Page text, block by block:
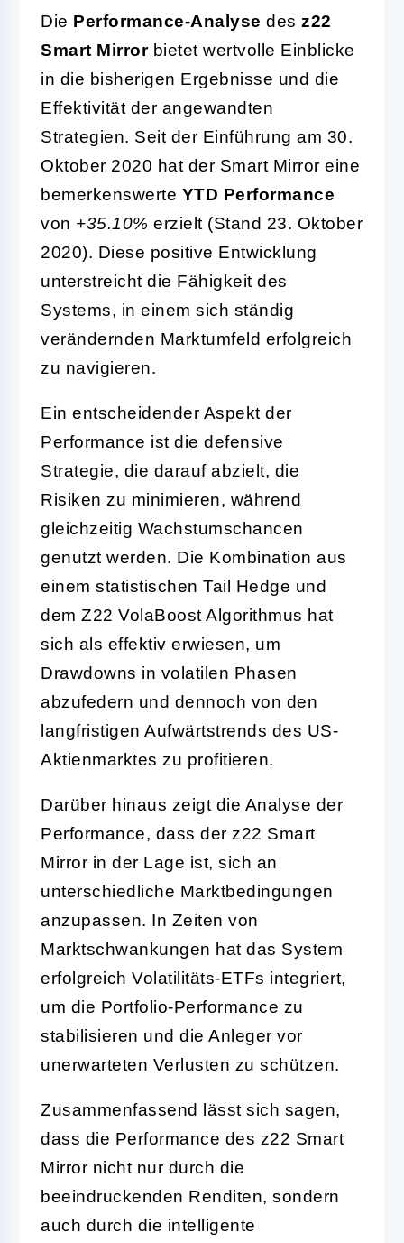
Die Performance-Analyse des z22
Smart Mirrorbietet wertvolle Einblicke
in die bisherigen Ergebnisse und die
Effektivität der angewandten
Strategien. Seit der Einführung am 30.
Oktober 2020 hat der Smart Mirror eine
bemerkenswerte YTD Performance
von +35.10% erzielt (Stand 23. Oktober
2020). Diese positive Entwicklung
unterstreicht die Fähigkeit des
Systems, in einem sich ständig
verändernden Marktumfeld erfolgreich
zu navigieren.
Ein entscheidender Aspekt der
Performance ist die defensive
Strategie, die darauf abzielt, die
Risiken zu minimieren, während
gleichzeitig Wachstumschancen
genutzt werden. Die Kombination aus
einem statistischen Tail Hedge und
dem Z22 VolaBoost Algorithmus hat
sich als effektiv erwiesen, um
Drawdowns in volatilen Phasen
abzufedern und dennoch von den
langfristigen Aufwärtstrends des US-
Aktienmarktes zu profitieren.
Darüber hinaus zeigt die Analyse der
Performance, dass der z22 Smart
Mirror in der Lage ist, sich an
unterschiedliche Marktbedingungen
anzupassen. In Zeiten von
Marktschwankungen hat das System
erfolgreich Volatilitäts-ETFs integriert,
um die Portfolio-Performance zu
stabilisieren und die Anleger vor
unerwarteten Verlusten zu schützen.
Zusammenfassend lässt sich sagen,
dass die Performance des z22 Smart
Mirror nicht nur durch die
beeindruckenden Renditen, sondern
auch durch die intelligente